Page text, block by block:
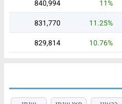
11%
840,994
11.25%
831,770
10.76%
829,814